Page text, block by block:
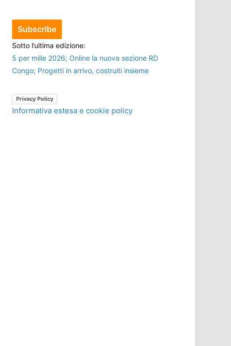
Sotto l’ultima edizione:
5 per mille 2026; Online la nuova sezione RD
Congo; Progetti in arrivo, costruiti insieme
Privacy Policy
Informativa estesa e cookie policy